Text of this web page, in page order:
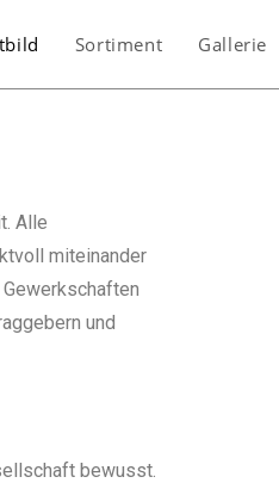
Sortiment Gallerie
Alle
miteinander
und
bewusst.